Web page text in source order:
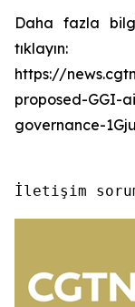
Daha fazla
tıklayın:
https://
proposed-GGI-
governance-
İletişim